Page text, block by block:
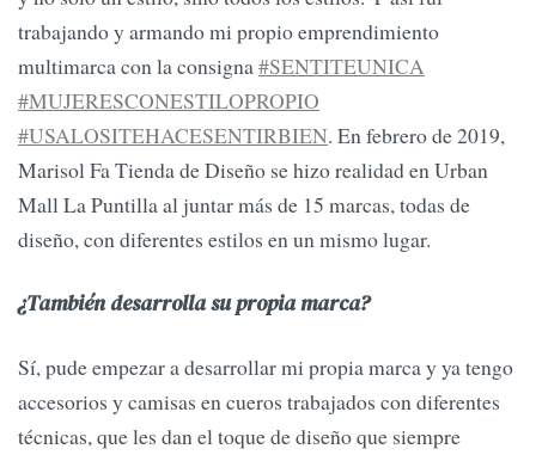
trabajando y armando mi propio emprendimiento
multimarca con la consigna#SENTITEUNICA
#MUJERESCONESTILOPROPIO
#USALOSITEHACESENTIRBIEN. En febrero de 2019,
Marisol Fa Tienda de Diseño se hizo realidad en Urban
Mall La Puntilla al juntar más de 15 marcas, todas de
diseño, con diferentes estilos en un mismo lugar.
¿También desarrolla su propia marca?
Sí, pude empezar a desarrollar mi propia marca y ya tengo
accesorios y camisas en cueros trabajados con diferentes
técnicas, que les dan el toque de diseño que siempre